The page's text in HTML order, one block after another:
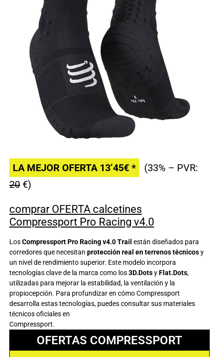
LA MEJOR OFERTA 13’45€ *
(33% – PVR:
20€)
comprar OFERTA calcetines
Compressport Pro Racing v4.0
LosCompressport Pro Racing v4.0 Trail están diseñados para
corredores que necesitan protección real en terrenos técnicosy
un nivel de rendimiento superior. Este modelo incorpora
tecnologías clave de la marca como los3D.DotsyFlat.Dots,
utilizadas para mejorar la estabilidad, la ventilación y la
propiocepción. Para profundizar en cómo Compressport
desarrolla estas tecnologías, puedes consultar sus materiales
técnicos oficiales en
Compressport.
OFERTAS COMPRESSPORT